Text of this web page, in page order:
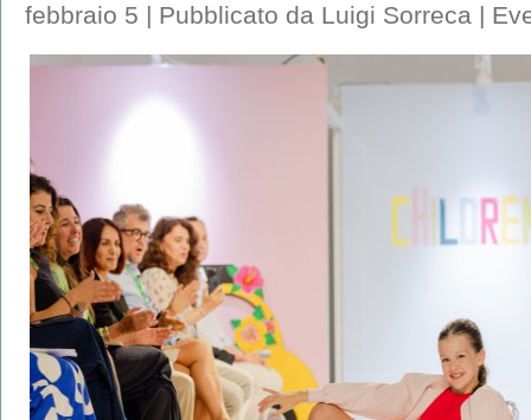
febbraio 5 | Pubblicato da Luigi Sorreca |